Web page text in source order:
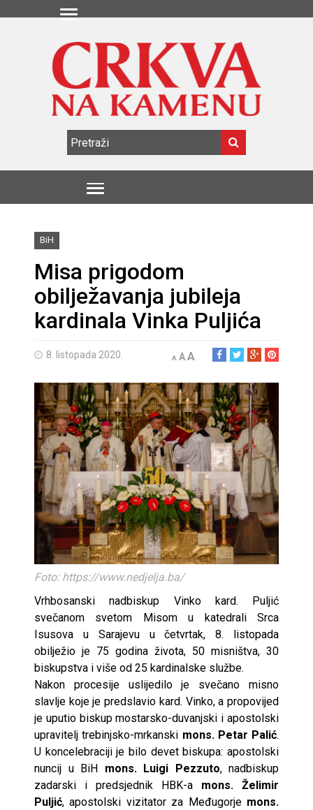
BiH
Misa prigodom
obilježavanja jubileja
kardinala Vinka Puljića
8. listopada 2020. A AA
Foto: https://www.nedjelja.ba/
Vrhbosanski nadbiskup Vinko kard. Puljić
svečanom svetom Misom u katedrali Srca
Isusova u Sarajevu u četvrtak, 8. listopada
obilježio je 75 godina života, 50 misništva, 30
biskupstva i više od 25 kardinalske službe.
Nakon procesije uslijedilo je svečano misno
slavlje koje je predslavio kard. Vinko, a propovijed
je uputio biskup mostarsko-duvanjski i apostolski
upravitelj trebinjsko-mrkanski mons. Petar Palić.
U koncelebraciji je bilo devet biskupa: apostolski
nuncij u BiH mons. Luigi Pezzuto, nadbiskup
zadarski i predsjednik HBK-a mons. Želimir
Puljić, apostolski vizitator za Međugorje mons.